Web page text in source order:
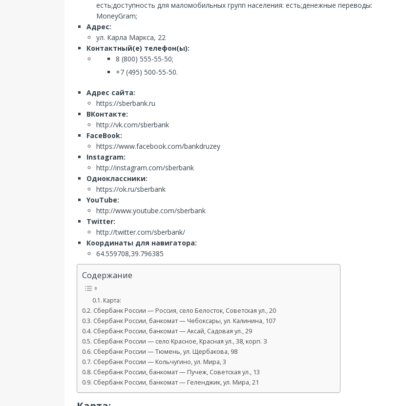
есть;доступность для маломобильных групп населения: есть;денежные переводы:
MoneyGram;
Адрес:
ул. Карла Маркса, 22
Контактный(е) телефон(ы):
8 (800) 555-55-50;
+7 (495) 500-55-50.
Адрес сайта:
https://sberbank.ru
ВКонтакте:
http://vk.com/sberbank
FaceBook:
https://www.facebook.com/bankdruzey
Instagram:
http://instagram.com/sberbank
Одноклассники:
https://ok.ru/sberbank
YouTube:
http://www.youtube.com/sberbank
Twitter:
http://twitter.com/sberbank/
Координаты для навигатора:
64.559708,39.796385
Содержание
Карта:
Сбербанк России — Россия, село Белосток, Советская ул., 20
Сбербанк России, банкомат — Чебоксары, ул. Калинина, 107
Сбербанк России, банкомат — Аксай, Садовая ул., 29
Сбербанк России — село Красное, Красная ул., 38, корп. З
Сбербанк России — Тюмень, ул. Щербакова, 98
Сбербанк России — Кольчугино, ул. Мира, 3
Сбербанк России, банкомат — Пучеж, Советская ул., 13
Сбербанк России, банкомат — Геленджик, ул. Мира, 21